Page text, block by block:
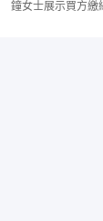
鐘女士展示買方繳